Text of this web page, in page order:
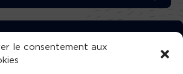
le consentement aux
GRATUITEMENT
TVBA !